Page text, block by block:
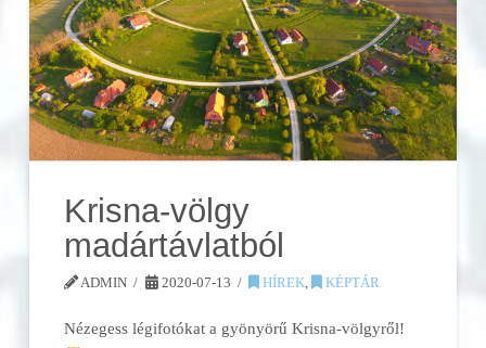
Krisna-völgy
madártávlatból
ADMIN 2020-07-13 HÍREK, KÉPTÁR
Nézegess légifotókat a gyönyörű Krisna-völgyről!